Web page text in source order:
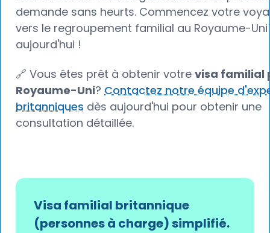
demande sans heurts. Commencez votre
vers le regroupement familial au Royaume-
aujourd'hui !
🔗 Vous êtes prêt à obtenir votre visa familial
Royaume-Uni? Contactez notre équipe
britanniques dès aujourd'hui pour obtenir une
consultation détaillée.
Visa familial britannique
(personnes à charge) simplifié.